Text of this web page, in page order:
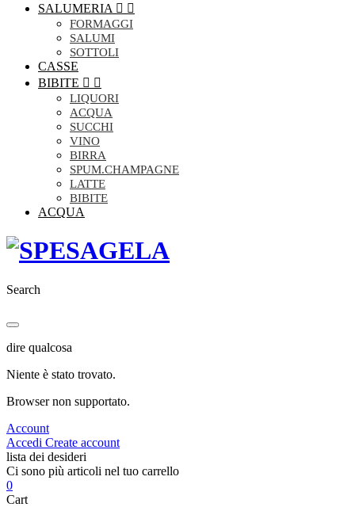
SALUMERIA  
FORMAGGI
SALUMI
SOTTOLI
CASSE
BIBITE  
LIQUORI
ACQUA
SUCCHI
VINO
BIRRA
SPUM.CHAMPAGNE
LATTE
BIBITE
ACQUA
Search
dire qualcosa
Niente è stato trovato.
Browser non supportato.
Account
Accedi Create account
lista dei desideri
Ci sono più articoli nel tuo carrello
0
Cart